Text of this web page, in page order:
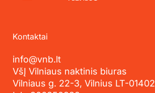
Kontaktai
info@vnb.lt
VšĮ Vilniaus naktinis biuras
Vilniaus g. 22-3, Vilnius LT-01402